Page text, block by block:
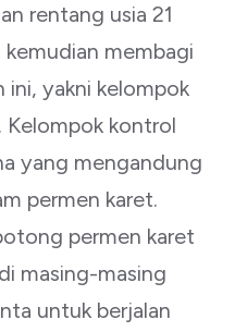
rentang usia 21
membagi
ini, yakni kelompok
Kelompok kontrol
yang mengandung
permen karet.
permen karet
masing-masing
untuk berjalan